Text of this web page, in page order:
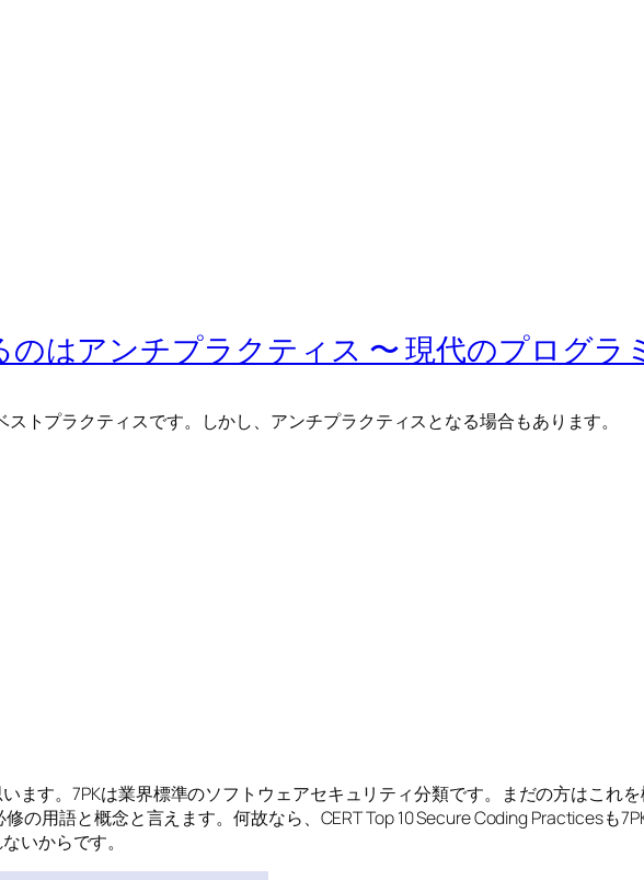
はアンチプラクティス 〜 現代のプログラ
トプラクティスです。しかし、アンチプラクティスとなる場合もあります。
ます。7PKは業界標準のソフトウェアセキュリティ分類です。まだの方はこれを
の用語と概念と言えます。何故なら、CERT Top 10 Secure Coding Practicesも
いからです。